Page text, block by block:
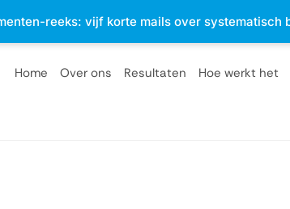
info@optietips.nl 020 - 2310610
Home Over ons Resultaten Hoe werkt het
reeks: vijf korte mails over systematisch